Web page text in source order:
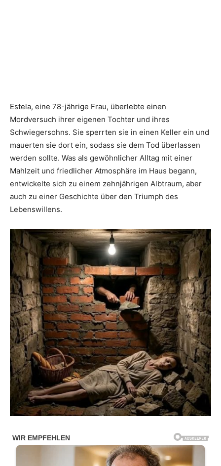
Estela, eine 78-jährige Frau, überlebte einen
Mordversuch ihrer eigenen Tochter und ihres
Schwiegersohns. Sie sperrten sie in einen Keller ein und
mauerten sie dort ein, sodass sie dem Tod überlassen
werden sollte. Was als gewöhnlicher Alltag mit einer
Mahlzeit und friedlicher Atmosphäre im Haus begann,
entwickelte sich zu einem zehnjährigen Albtraum, aber
auch zu einer Geschichte über den Triumph des
Lebenswillens.